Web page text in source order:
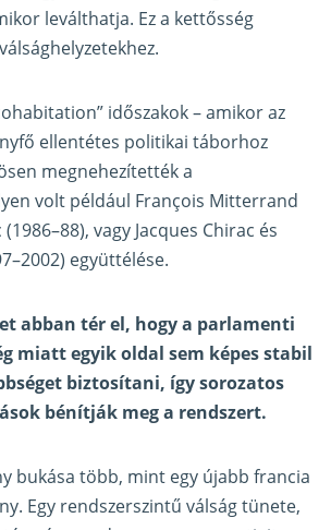
leválthatja. Ez a kettősség
időszakok – amikor az
ellentétes politikai táborhoz
megnehezítették a
volt például François Mitterrand
vagy Jacques Chirac és
együttélése.
abban tér el, hogy a parlamenti
miatt egyik oldal sem képes stabil
biztosítani, így sorozatos
bénítják meg a rendszert.
bukása több, mint egy újabb francia
Egy rendszerszintű válság tünete,